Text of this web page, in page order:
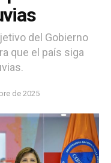
del Gobierno
que el país siga
de 2025